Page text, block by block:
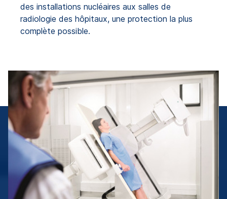
des installations nucléaires aux salles de
radiologie des hôpitaux, une protection la plus
complète possible.